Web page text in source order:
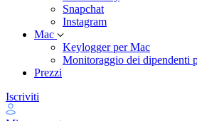
Snapchat
Instagram
Mac
Keylogger per Mac
Monitoraggio dei dipendenti
Prezzi
Iscriviti